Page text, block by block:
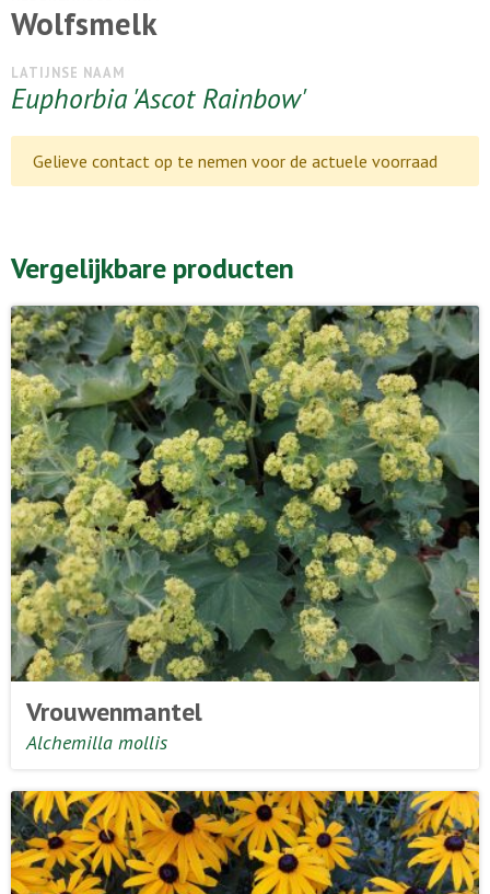
Wolfsmelk
LATIJNSE NAAM
Euphorbia 'Ascot Rainbow'
Gelieve contact op te nemen voor de actuele voorraad
Vergelijkbare producten
Vrouwenmantel
Alchemilla mollis